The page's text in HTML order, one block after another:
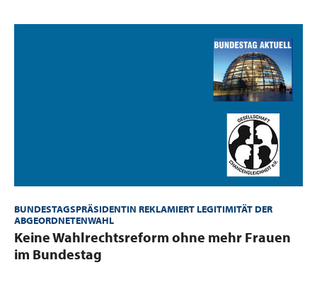
BUNDESTAGSPRÄSIDENTIN REKLAMIERT LEGITIMITÄT DER
ABGEORDNETENWAHL
:Keine Wahlrechtsreform ohne mehr Frauen
im Bundestag